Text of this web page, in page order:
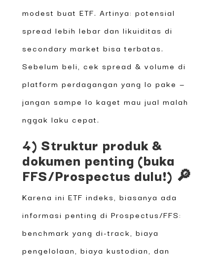
modest buat ETF. Artinya: potensial
spread lebih lebar dan likuiditas di
secondary market bisa terbatas.
Sebelum beli, cek spread & volume di
platform perdagangan yang lo pake —
jangan sampe lo kaget mau jual malah
nggak laku cepat.
4) Struktur produk &
dokumen penting (buka
FFS/Prospectus dulu!) 🔎
Karena ini ETF indeks, biasanya ada
informasi penting di Prospectus/FFS:
benchmark yang di-track, biaya
pengelolaan, biaya kustodian, dan